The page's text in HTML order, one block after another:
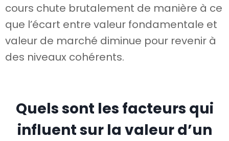
cours chute brutalement de manière à ce
que l’écart entre valeur fondamentale et
valeur de marché diminue pour revenir à
des niveaux cohérents.
Quels sont les facteurs qui
influent sur la valeur d’un